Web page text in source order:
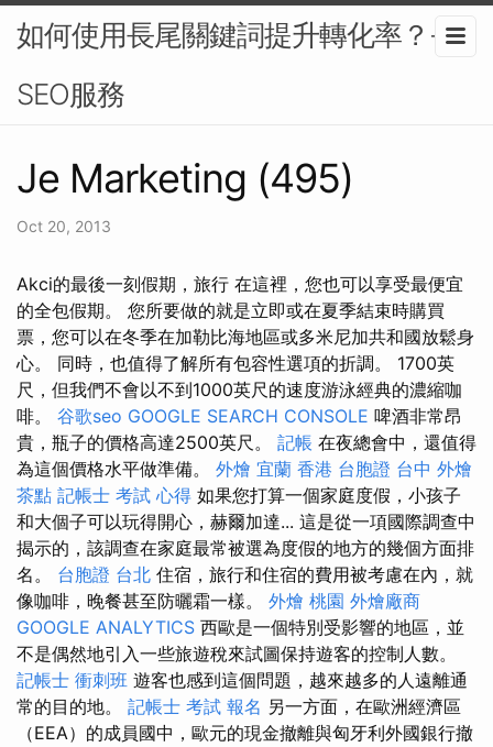
如何使用長尾關鍵詞提升轉化率？-
SEO服務
Je Marketing (495)
Oct 20, 2013
Akci的最後一刻假期，旅行 在這裡，您也可以享受最便宜
的全包假期。 您所要做的就是立即或在夏季結束時購買
票，您可以在冬季在加勒比海地區或多米尼加共和國放鬆身
心。 同時，也值得了解所有包容性選項的折調。 1700英
尺，但我們不會以不到1000英尺的速度游泳經典的濃縮咖
啡。 谷歌seo GOOGLE SEARCH CONSOLE 啤酒非常昂
貴，瓶子的價格高達2500英尺。 記帳 在夜總會中，還值得
為這個價格水平做準備。 外燴 宜蘭 香港 台胞證 台中 外燴
茶點 記帳士 考試 心得 如果您打算一個家庭度假，小孩子
和大個子可以玩得開心，赫爾加達... 這是從一項國際調查中
揭示的，該調查在家庭最常被選為度假的地方的幾個方面排
名。 台胞證 台北 住宿，旅行和住宿的費用被考慮在內，就
像咖啡，晚餐甚至防曬霜一樣。 外燴 桃園 外燴廠商
GOOGLE ANALYTICS 西歐是一個特別受影響的地區，並
不是偶然地引入一些旅遊稅來試圖保持遊客的控制人數。
記帳士 衝刺班 遊客也感到這個問題，越來越多的人遠離通
常的目的地。 記帳士 考試 報名 另一方面，在歐洲經濟區
（EEA）的成員國中，歐元的現金撤離與匈牙利外國銀行撤